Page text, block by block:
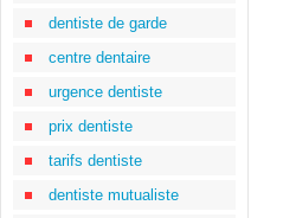
dentiste de garde
centre dentaire
urgence dentiste
prix dentiste
tarifs dentiste
dentiste mutualiste